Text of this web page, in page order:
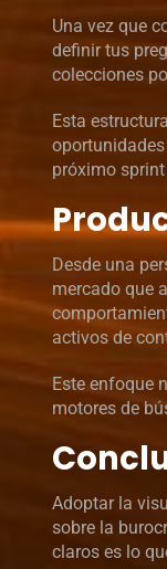
Una vez que
definir tus
colecciones
Esta
próximo
Desde una
mercado que
activos de
Este enfoque
motores de
Adoptar la
sobre la
claros es lo